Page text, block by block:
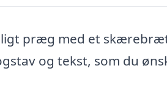
præg med et
og tekst, som du